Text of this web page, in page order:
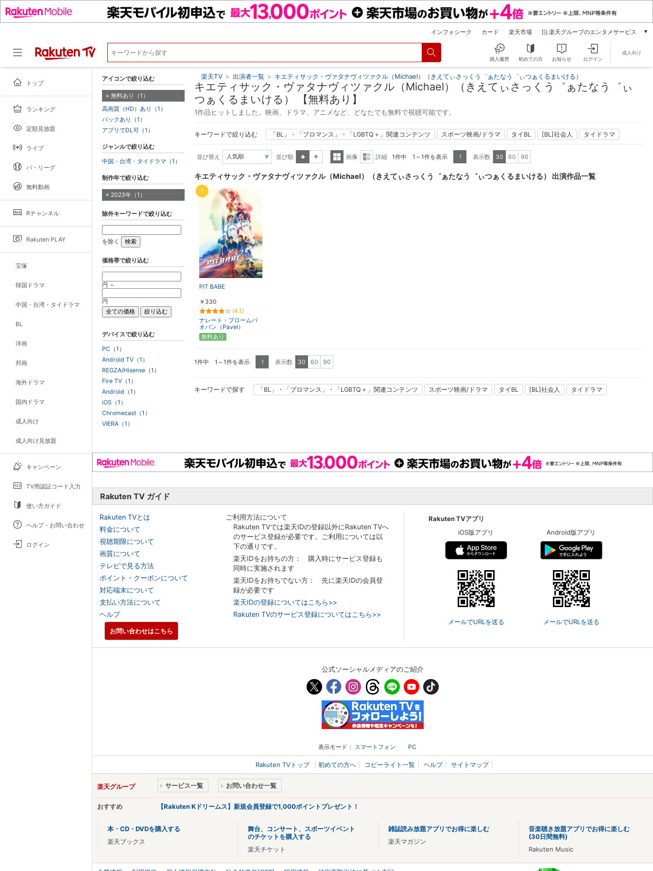
インフォシーク カード 楽天市場 楽天グループのエンタメサービス
本/ゲーム/CD/DVD
楽天ブックス
電子書籍
音楽配信
動画配信
Rakuten PLAY
購入履歴 初めての方 お知らせ ログイン
成人向け
トップ
ランキング
定額見放題
ライブ
パ・リーグ
無料動画
Rチャンネル
Rakuten PLAY
宝塚
韓国ドラマ
中国・台湾・タイドラマ
BL
洋画
邦画
海外ドラマ
国内ドラマ
成人向け
成人向け見放題
キャンペーン
TV用認証コード入力
使い方ガイド
ヘルプ・お問い合わせ
ログイン
楽天TV > 出演者一覧 > キエティサック・ヴァタナヴィツァクル（Michael）（きえてぃさっくう゛ぁたなう゛ぃつぁくるまいける）
キエティサック・ヴァタナヴィツァクル（Michael）（きえてぃさっくう゛ぁたなう゛ぃ
つぁくるまいける） 【無料あり】
1作品ヒットしました。映画、ドラマ、アニメなど、どなたでも無料で視聴可能です。
キーワードで絞り込む 「BL」・「ブロマンス」・「LGBTQ＋」関連コンテンツ スポーツ映画/ドラマ タイBL [BL]社会人 タイドラマ
並び替え
並び順
表示
画像
表示
詳細 1件中 1～1件を表示 1 表示数 30 60 90
キエティサック・ヴァタナヴィツァクル（Michael）（きえてぃさっくう゛ぁたなう゛ぃつぁくるまいける） 出演作品一覧
PIT BABE
￥330
(4.1)
ナレート・プロームパ
オパン（Pavel）
1
無料あり
1件中 1～1件を表示 1 表示数 30 60 90
キーワードで探す 「BL」・「ブロマンス」・「LGBTQ＋」関連コンテンツ スポーツ映画/ドラマ タイBL [BL]社会人 タイドラマ
アイコンで絞り込む
無料あり（1）
高画質（HD）あり（1）
パックあり（1）
アプリでDL可（1）
ジャンルで絞り込む
中国・台湾・タイドラマ（1）
制作年で絞り込む
2023年（1）
除外キーワードで絞り込む
を除く
価格帯で絞り込む
円 ～
円
デバイスで絞り込む
PC（1）
Android TV（1）
REGZA/Hisense（1）
Fire TV（1）
Android（1）
iOS（1）
Chromecast（1）
VIERA（1）
Rakuten TV ガイド
Rakuten TVとは
料金について
視聴期限について
画質について
テレビで見る方法
ポイント・クーポンについて
対応端末について
支払い方法について
ヘルプ
ご利用方法について
Rakuten TVでは楽天IDの登録以外にRakuten TVへ
のサービス登録が必要です。ご利用については以
下の通りです。
楽天IDをお持ちの方： 購入時にサービス登録も
同時に実施されます
楽天IDをお持ちでない方： 先に楽天IDの会員登
録が必要です
楽天IDの登録についてはこちら>>
Rakuten TVのサービス登録についてはこちら>>
Rakuten TVアプリ
iOS版アプリ
メールでURLを送る
Android版アプリ
メールでURLを送る
お問い合わせはこちら
公式ソーシャルメディアのご紹介
表示モード： スマートフォン PC
Rakuten TVトップ 初めての方へ コピーライト一覧 ヘルプ サイトマップ
楽天グループ サービス一覧 お問い合わせ一覧
おすすめ 【Rakuten Kドリームス】新規会員登録で1,000ポイントプレゼント！
本・CD・DVDを購入する
楽天ブックス
舞台、コンサート、スポーツイベント
のチケットを購入する
楽天チケット
雑誌読み放題アプリでお得に楽しむ
楽天マガジン
音楽聴き放題アプリでお得に楽しむ
(30日間無料)
Rakuten Music